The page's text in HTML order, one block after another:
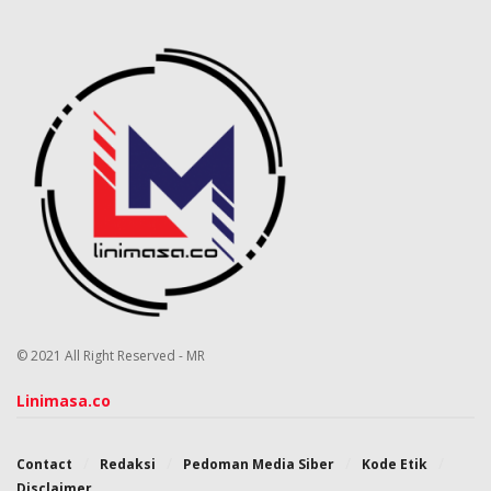
dan relevan ketika konsumen beralih dari mesin
pencari ke answer engine, seperti Google Gemini,
ChatGPT, dan lainnya. Melalui Authority & Visibility
Optimization (AVO), Avonetiq membangun fondasi
otoritas digital brand agar dapat dikenali, dipahami,
dan dipercaya oleh sistem AI sebagai sumber jawaban
yang kredibel. Info selengkapnya kunjungi
www.avonetiq.com.
Press release ini juga sudah tayang di
© 2021 All Right Reserved - MR
Linimasa.co
Contact Redaksi Pedoman Media Siber
Kode Etik